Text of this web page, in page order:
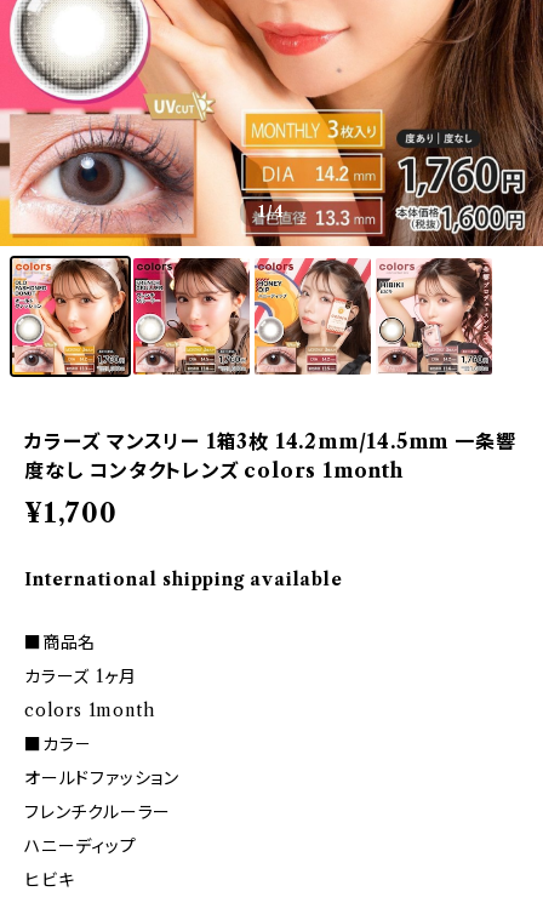
1/4
カラーズ マンスリー 1箱3枚 14.2mm/14.5mm 一条響
度なし コンタクトレンズ colors 1month
¥1,700
International shipping available
■商品名
カラーズ 1ヶ月
colors 1month
■カラ－
オールドファッション
フレンチクルーラー
ハニーディップ
ヒビキ